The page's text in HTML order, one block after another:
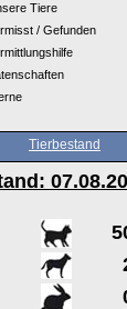
Tiere
/ Gefunden
Tierbestand
07